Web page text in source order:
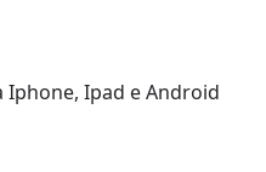
Ipad e Android